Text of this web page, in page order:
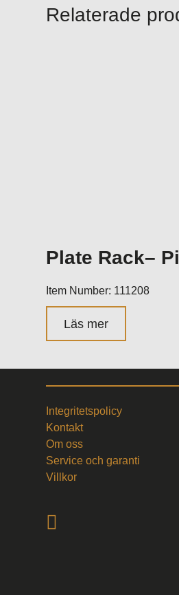
Relaterade
Plate Rack–
Item Number: 111208
Läs mer
Integritetspolicy
Kontakt
Om oss
Service och garanti
Villkor